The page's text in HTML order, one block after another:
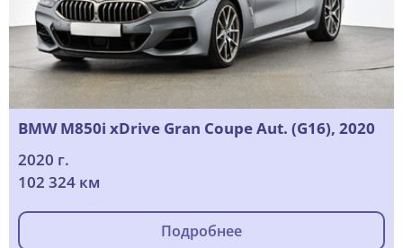
BMW M850i xDrive Gran Coupe Aut. (G16), 2020
2020 г.
102 324 км
Подробнее